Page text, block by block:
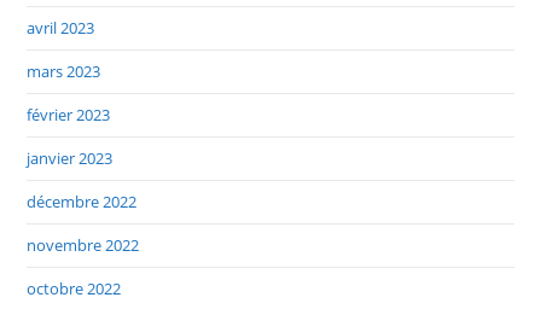
avril 2023
mars 2023
février 2023
janvier 2023
décembre 2022
novembre 2022
octobre 2022